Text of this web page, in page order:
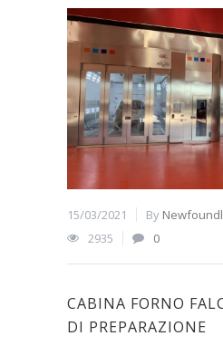
15/03/2021 By
2935
0
CABINA FORNO
DI PREPARAZIONE